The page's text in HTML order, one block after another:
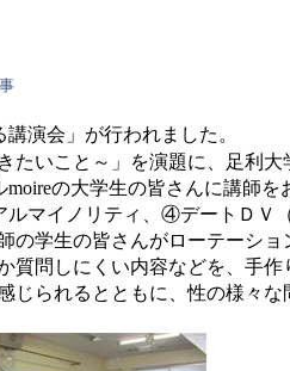
演会」が行われました。
いこと～」を演題に、足利大
moireの大学生の皆さんに講師を
マイノリティ、④デートＤＶ
の学生の皆さんがローテーショ
質問しにくい内容などを、手作
じられるとともに、性の様々な